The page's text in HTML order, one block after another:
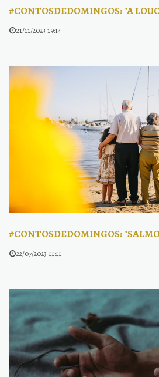
#CONTOSDEDOMINGOS: "A
21/11/2023 19:14
#CONTOSDEDOMINGOS:
22/07/2023 11:11